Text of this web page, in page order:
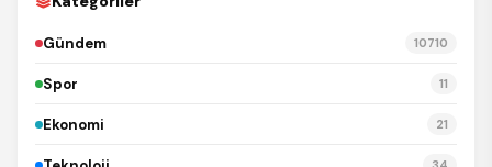
Gündem 10710
Spor 11
Ekonomi 21